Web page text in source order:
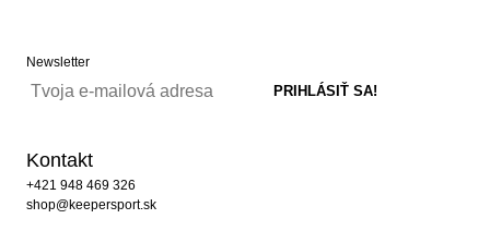
Newsletter
Kontakt
+421 948 469 326
shop@keepersport.sk